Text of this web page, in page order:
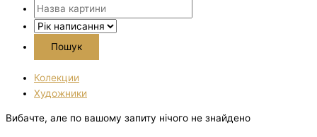
Колекции
Художники
Вибачте, але по вашому запиту нічого не знайдено